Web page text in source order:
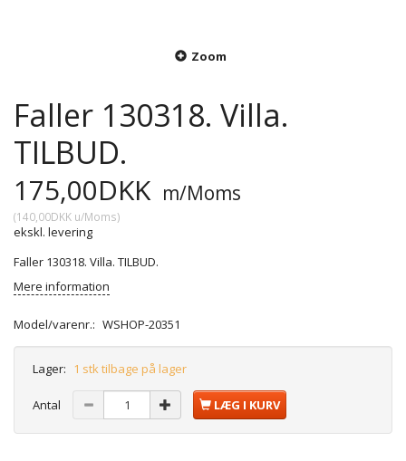
Zoom
Faller 130318. Villa.
TILBUD.
175,00DKK m/Moms
(140,00DKK u/Moms)
ekskl. levering
Faller 130318. Villa. TILBUD.
Mere information
Model/varenr.: WSHOP-20351
Lager: 1 stk tilbage på lager
Antal LÆG I KURV